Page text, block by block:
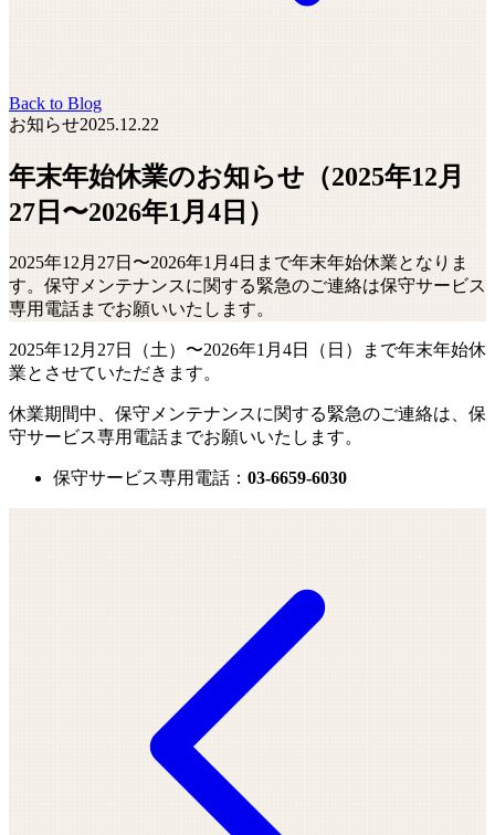
Back to Blog
お知らせ2025.12.22
年末年始休業のお知らせ（2025年12月
27日〜2026年1月4日）
2025年12月27日〜2026年1月4日まで年末年始休業となりま
す。保守メンテナンスに関する緊急のご連絡は保守サービス
専用電話までお願いいたします。
2025年12月27日（土）〜2026年1月4日（日）まで年末年始休
業とさせていただきます。
休業期間中、保守メンテナンスに関する緊急のご連絡は、保
守サービス専用電話までお願いいたします。
保守サービス専用電話： 03-6659-6030